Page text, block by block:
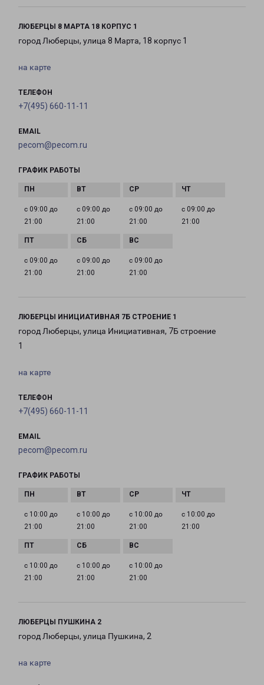
ЛЮБЕРЦЫ 8 МАРТА 18 КОРПУС 1
город Люберцы, улица 8 Марта, 18 корпус 1
на карте
ТЕЛЕФОН
+7(495) 660-11-11
EMAIL
pecom@pecom.ru
ГРАФИК РАБОТЫ
с 09:00 до
21:00
с 09:00 до
21:00
с 09:00 до
21:00
с 09:00 до
21:00
с 09:00 до
21:00
с 09:00 до
21:00
с 09:00 до
21:00
ЛЮБЕРЦЫ ИНИЦИАТИВНАЯ 7Б СТРОЕНИЕ 1
город Люберцы, улица Инициативная, 7Б строение
1
на карте
ТЕЛЕФОН
+7(495) 660-11-11
EMAIL
pecom@pecom.ru
ГРАФИК РАБОТЫ
с 10:00 до
21:00
с 10:00 до
21:00
с 10:00 до
21:00
с 10:00 до
21:00
с 10:00 до
21:00
с 10:00 до
21:00
с 10:00 до
21:00
ЛЮБЕРЦЫ ПУШКИНА 2
город Люберцы, улица Пушкина, 2
на карте